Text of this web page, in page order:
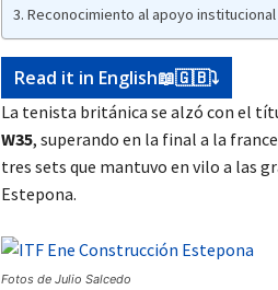
Reconocimiento al apoyo
Read it in English📖🇬🇧⤵️
La tenista británica se alzó con el
W35, superando en la final a la
tres sets que mantuvo en vilo a las
Estepona.
Fotos de Julio Salcedo